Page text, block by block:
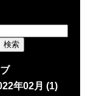
年02月 (1)